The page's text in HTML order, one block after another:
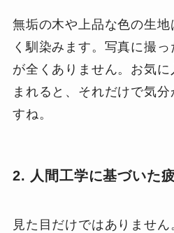
無垢の木や上品な色の生地
く馴染みます。写真に撮
が全くありません。お気
まれると、それだけで気
すね。
2. 人間工学に基づいた
見た目だけではありません